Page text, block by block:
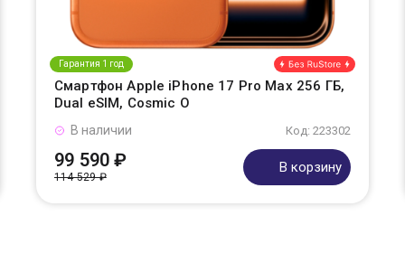
Гарантия 1 год
Смартфон Apple iPhone 17 Pro Max 256 ГБ,
Dual eSIM, Cosmic O
Код: 223302
В наличии
99 590 ₽
114 529 ₽
В корзину